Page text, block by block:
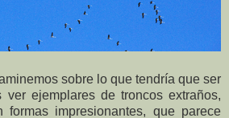
sobre lo que tendría que ser
ejemplares de troncos extraños,
formas impresionantes, que parece